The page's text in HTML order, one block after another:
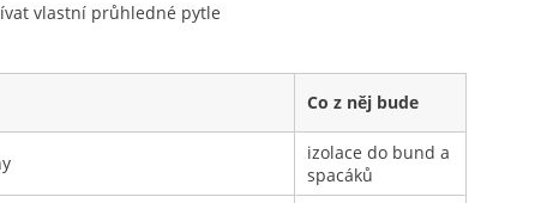
vlastní průhledné pytle
Co z něj bude
izolace do bund a
spacáků